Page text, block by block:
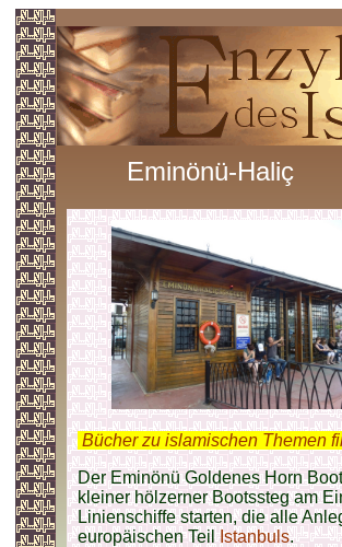
Eminönü-Haliç
Bücher zu islamischen Themen
Der Eminönü Goldenes Horn
kleiner hölzerner Bootssteg am
Linienschiffe starten, die alle
europäischen TeilIstanbuls.